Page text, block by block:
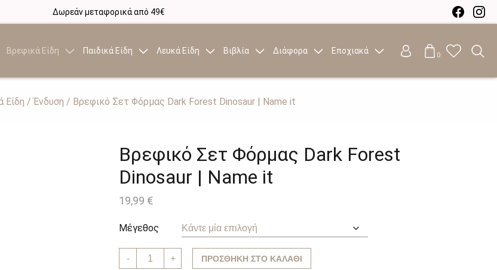
Δωρεάν μεταφορικά από 49€
Βρεφικά Είδη Παιδικά Είδη Λευκά Είδη Βιβλία Διάφορα Εποχιακά 0
Είδη /Ένδυση / Βρεφικό Σετ Φόρμας Dark Forest Dinosaur | Name it
Βρεφικό Σετ Φόρμας Dark Forest
Dinosaur | Name it
19,99 €
Μέγεθος
-
Βρεφικό
Σετ
+ ΠΡΟΣΘΉΚΗ ΣΤΟ ΚΑΛΆΘΙ